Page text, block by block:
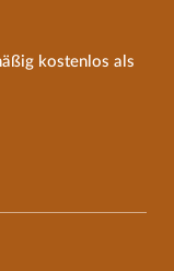
kostenlos als